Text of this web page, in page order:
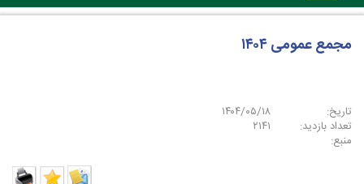
مجمع عمومی ۱۴۰۴
تاریخ:
۱۴۰۴/۰۵/۱۸
تعداد بازدید:
۲۱۴۱
منبع: